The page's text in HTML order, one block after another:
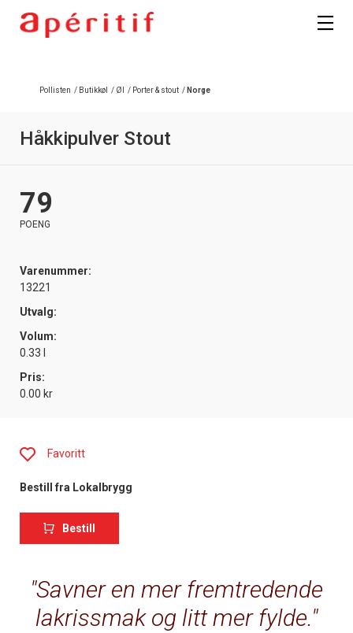
Pollisten / Butikkøl / Øl / Porter & stout / Norge
Håkkipulver Stout
79
POENG
Varenummer:
13221
Utvalg:
Volum:
0.33 l
Pris:
0.00 kr
Savner en mer fremtredende
lakrissmak og litt mer fylde.
Favoritt
Bestill fra Lokalbrygg
Bestill